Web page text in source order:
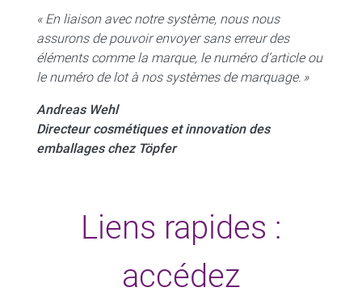
« En liaison avec notre système, nous nous
assurons de pouvoir envoyer sans erreur des
éléments comme la marque, le numéro d’article ou
le numéro de lot à nos systèmes de marquage. »
Andreas Wehl
Directeur cosmétiques et innovation des
emballages chez Töpfer
Liens rapides :
accédez